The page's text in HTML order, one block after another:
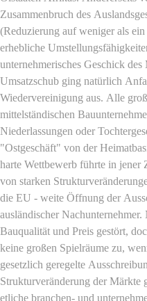
Zusammenbruch des
(Reduzierung auf weniger als
erhebliche
unternehmerisches Geschick
Umsatzschub ging natürlich
Wiedervereinigung aus. Alle
mittelständischen
Niederlassungen oder
"Ostgeschäft" von der
harte Wettbewerb führte in jener
von starken
die EU - weite Öffnung der
ausländischer
Bauqualität und Preis gestört,
keine großen Spielräume zu,
gesetzlich geregelte
Strukturveränderung der Märkte
etliche branchen- und